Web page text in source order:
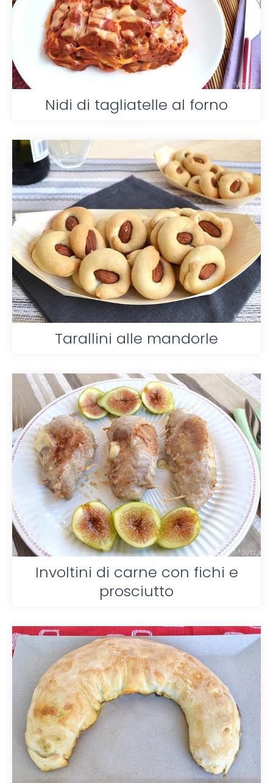
Nidi di tagliatelle al forno
Tarallini alle mandorle
Involtini di carne con fichi e
prosciutto